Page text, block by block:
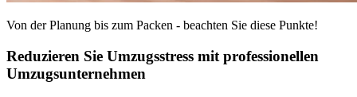
Von der Planung bis zum Packen - beachten Sie diese Punkte!
Reduzieren Sie Umzugsstress mit professionellen
Umzugsunternehmen